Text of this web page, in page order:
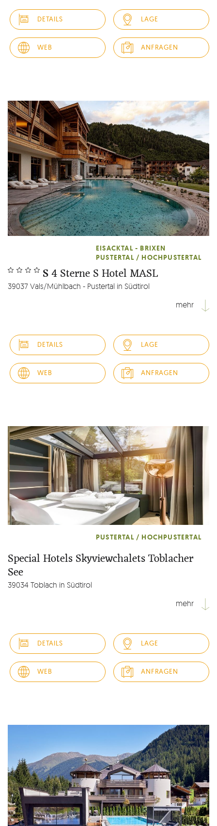
Hotel Sun. Nur 7 km vom Stadtzentrum Brixen, nur einige
Kilometer von den zahlreichen Ski Oasen und nur wenige
Schritte vom Wanderparadies entfernt liegt unser herzlich
geführter Familienbetrieb am Apfelhochplateau von Natz.
Erleben...
DETAILS LAGE
WEB ANFRAGEN
S4 Sterne S Hotel MASL
39037 Vals/Mühlbach - Pustertal in Südtirol
EISACKTAL - BRIXEN
PUSTERTAL / HOCHPUSTERTAL
mehr
Generationen. Dank der einzigartigen Lage mitten im
Skigebiet starten Sie direkt vom Hotel auf die Piste.
Imexklusiven Adults only Spa
des Hotels MASL finden Sie
Ruhe und Erholung: wohltuende Pools, erfrischende
Saunen und individuell...
DETAILS LAGE
WEB ANFRAGEN
Special Hotels Skyviewchalets Toblacher
See
39034 Toblach in Südtirol
PUSTERTAL / HOCHPUSTERTAL
mehr
versprechen einzigartiges Verschmelzen mit der
Natur. Das moderne Äußere der Chalets in Holz und Glas
fügt sich harmonisch in die umliegende
Landschaft ein. Alle Chalets verfügen je über Schlafbereich
im Glass Cube, Infrarotsauna,...
DETAILS LAGE
WEB ANFRAGEN